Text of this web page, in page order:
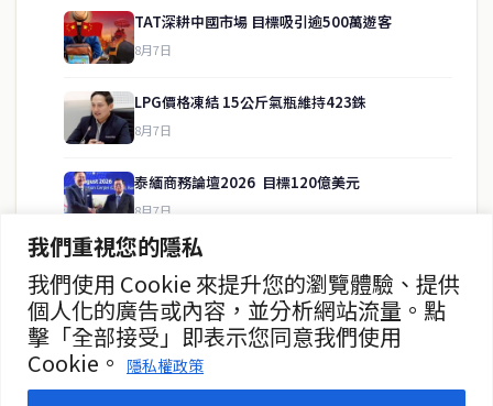
我們重視您的隱私
我們使用 Cookie 來提升您的瀏覽體驗、提供
個人化的廣告或內容，並分析網站流量。點
擊「全部接受」即表示您同意我們使用
Cookie。
隱私權政策
TAT深耕中國市場 目標吸引逾500萬遊客
8月7日
LPG價格凍結 15公斤氣瓶維持423銖
8月7日
泰緬商務論壇2026 目標120億美元
8月7日
政府儲蓄債券超額認購8.2倍
8月7日
證交所：外資有望持續流入泰股
8月7日
房地產
聯絡資訊
歡迎來信洽詢合作事宜
或提供新聞線索